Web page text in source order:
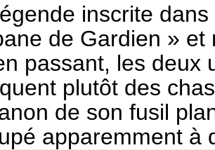
inscrite
de Gardien »
passant, les deux
plutôt des
de son fusil
apparemment à